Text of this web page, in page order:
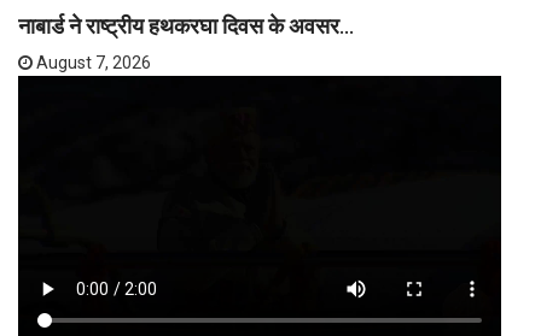
नाबार्ड ने राष्ट्रीय हथकरघा दिवस के अवसर...
August 7, 2026